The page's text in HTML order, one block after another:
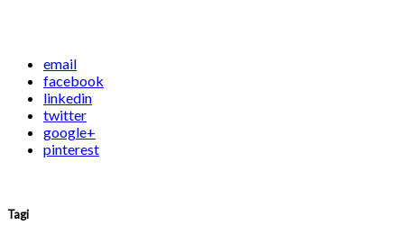
email
facebook
linkedin
twitter
google+
pinterest
Tagi